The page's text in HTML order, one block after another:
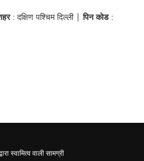
: दक्षिण पश्चिम दिल्ली |पिन कोड:
स्वामित्व वाली सामग्री